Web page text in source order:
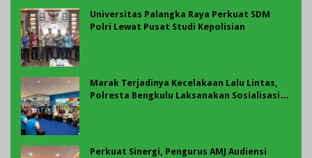
Universitas Palangka Raya Perkuat SDM
Polri Lewat Pusat Studi Kepolisian
Marak Terjadinya Kecelakaan Lalu Lintas,
Polresta Bengkulu Laksanakan Sosialisasi
Perkuat Sinergi, Pengurus AMJ Audiensi